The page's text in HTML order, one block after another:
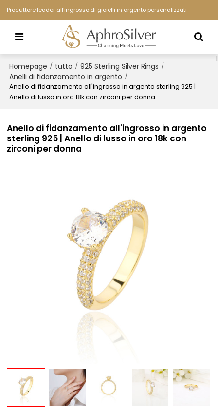
Produttore leader all'ingrosso di gioielli in argento personalizzati
Homepage / tutto / 925 Sterling Silver Rings /
Anelli di fidanzamento in argento /
Anello di fidanzamento all'ingrosso in argento sterling 925 |
Anello di lusso in oro 18k con zirconi per donna
Anello di fidanzamento all'ingrosso in argento
sterling 925 | Anello di lusso in oro 18k con
zirconi per donna